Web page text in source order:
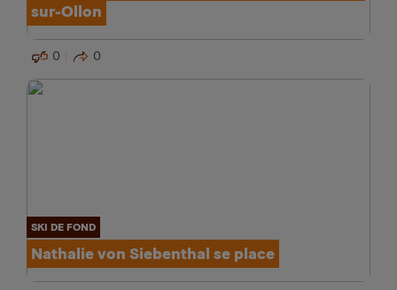
sur-Ollon
0 0
SKI DE FOND
Nathalie von Siebenthal se place